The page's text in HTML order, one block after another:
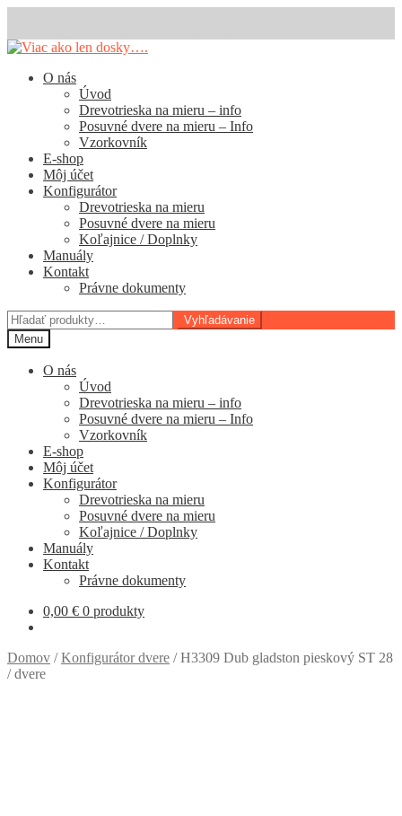
Preskočiť
navigáciu
Preskočiť
obsah
O nás
Úvod
Drevotrieska na mieru – info
Posuvné dvere na mieru – Info
Vzorkovník
E-shop
Môj účet
Konfigurátor
Drevotrieska na mieru
Posuvné dvere na mieru
Koľajnice / Doplnky
Manuály
Kontakt
Právne dokumenty
Hľadať:
Vyhľadávanie
Menu
O nás
Úvod
Drevotrieska na mieru – info
Posuvné dvere na mieru – Info
Vzorkovník
E-shop
Môj účet
Konfigurátor
Drevotrieska na mieru
Posuvné dvere na mieru
Koľajnice / Doplnky
Manuály
Kontakt
Právne dokumenty
0,00 € 0 produkty
Domov /Konfigurátor dvere /H3309 Dub gladston pieskový ST 28
/ dvere